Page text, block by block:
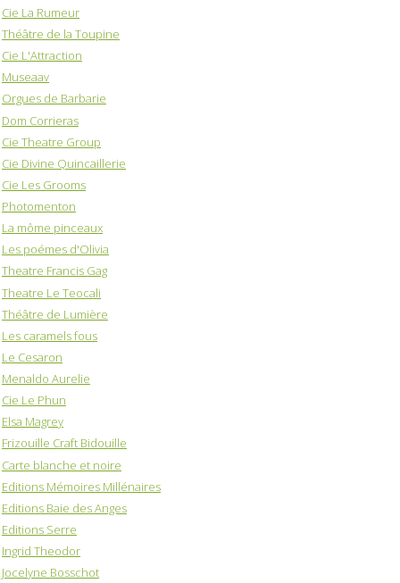
Cie La Rumeur
Théâtre de la Toupine
Cie L'Attraction
Museaav
Orgues de Barbarie
Dom Corrieras
Cie Theatre Group
Cie Divine Quincaillerie
Cie Les Grooms
Photomenton
La môme pinceaux
Les poémes d'Olivia
Theatre Francis Gag
Theatre Le Teocali
Théâtre de Lumière
Les caramels fous
Le Cesaron
Menaldo Aurelie
Cie Le Phun
Elsa Magrey
Frizouille Craft Bidouille
Carte blanche et noire
Editions Mémoires Millénaires
Editions Baie des Anges
Editions Serre
Ingrid Theodor
Jocelyne Bosschot